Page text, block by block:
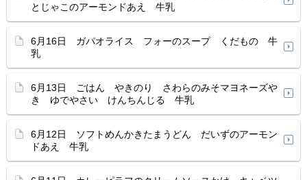
とじゃこのアーモンドあえ 牛乳
6月16日 ガパオライス フォーのスープ くだもの 牛
乳
6月13日 ごはん やきのり さわらのみそマヨネーズや
き ゆでやさい けんちんじる 牛乳
6月12日 ソフトめんかきたまうどん だいずのアーモン
ドあえ 牛乳